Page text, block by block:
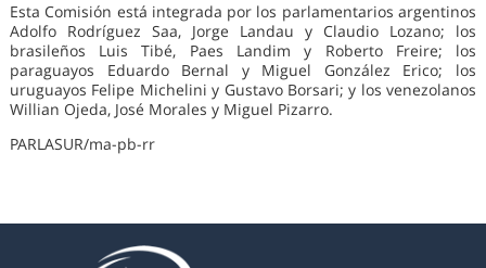
Esta Comisión está integrada por los parlamentarios argentinos
Adolfo Rodríguez Saa, Jorge Landau y Claudio Lozano; los
brasileños Luis Tibé, Paes Landim y Roberto Freire; los
paraguayos Eduardo Bernal y Miguel González Erico; los
uruguayos Felipe Michelini y Gustavo Borsari; y los venezolanos
Willian Ojeda, José Morales y Miguel Pizarro.
PARLASUR/ma-pb-rr